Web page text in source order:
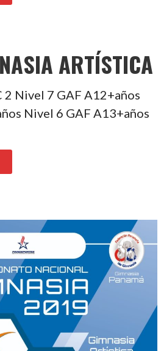
ARTÍSTICA
Nivel 7 GAF A12+años
Nivel 6 GAF A13+años